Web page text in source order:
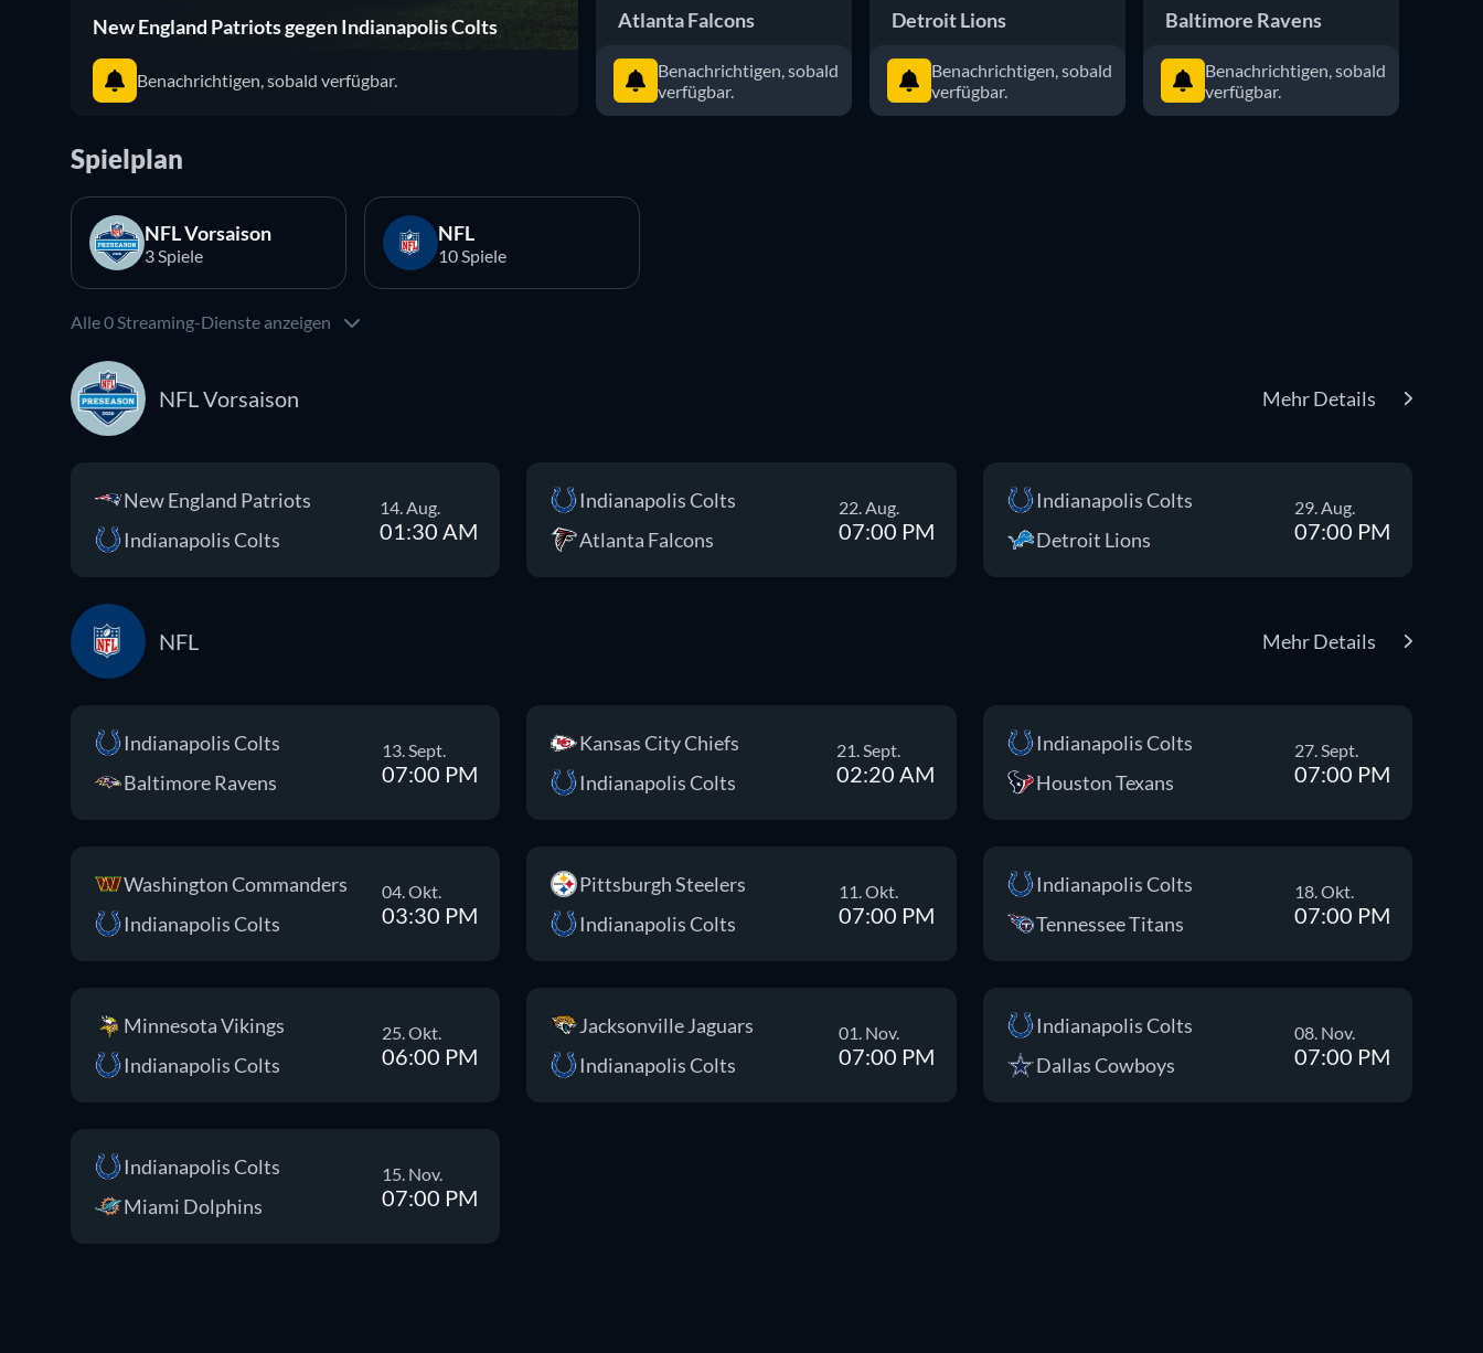
New England Patriots gegen Indianapolis Colts
Benachrichtigen, sobald verfügbar.
Atlanta Falcons
Benachrichtigen, sobald
verfügbar.
Detroit Lions
Benachrichtigen, sobald
verfügbar.
Baltimore Ravens
Benachrichtigen, sobald
verfügbar.
Spielplan
NFL Vorsaison
3 Spiele
NFL
10 Spiele
Alle 0 Streaming-Dienste anzeigen
NFL Vorsaison Mehr Details
New England Patriots
Indianapolis Colts
14. Aug.
01:30 AM
Indianapolis Colts
Atlanta Falcons
22. Aug.
07:00 PM
Indianapolis Colts
Detroit Lions
29. Aug.
07:00 PM
NFL Mehr Details
Indianapolis Colts
Baltimore Ravens
13. Sept.
07:00 PM
Kansas City Chiefs
Indianapolis Colts
21. Sept.
02:20 AM
Indianapolis Colts
Houston Texans
27. Sept.
07:00 PM
Washington Commanders
Indianapolis Colts
04. Okt.
03:30 PM
Pittsburgh Steelers
Indianapolis Colts
11. Okt.
07:00 PM
Indianapolis Colts
Tennessee Titans
18. Okt.
07:00 PM
Minnesota Vikings
Indianapolis Colts
25. Okt.
06:00 PM
Jacksonville Jaguars
Indianapolis Colts
01. Nov.
07:00 PM
Indianapolis Colts
Dallas Cowboys
08. Nov.
07:00 PM
Indianapolis Colts
Miami Dolphins
15. Nov.
07:00 PM